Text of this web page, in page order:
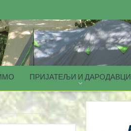
ПРИЈАТЕЉИ И ДАРОДАВЦИ